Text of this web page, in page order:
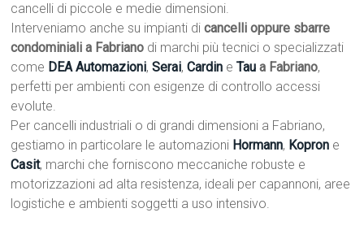
cancelli di piccole e medie dimensioni.
Interveniamo anche su impianti dicancelli oppure sbarre
condominiali a Fabriano di marchi più tecnici o specializzati
come DEA Automazioni,Serai,Cardin eTau a Fabriano,
perfetti per ambienti con esigenze di controllo accessi
evolute.
Per cancelli industriali o di grandi dimensioni a Fabriano,
gestiamo in particolare le automazioni Hormann, Kopron e
Casit, marchi che forniscono meccaniche robuste e
motorizzazioni ad alta resistenza, ideali per capannoni, aree
logistiche e ambienti soggetti a uso intensivo.